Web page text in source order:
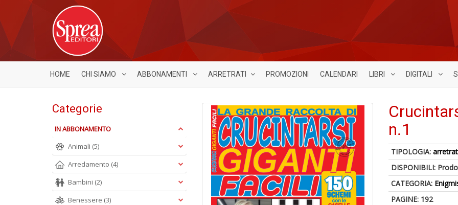
HOME CHI SIAMO ABBONAMENTI ARRETRATI PROMOZIONI CALENDARI LIBRI DIGITALI
n.1
TIPOLOGIA:
DISPONIBILI:
CATEGORIA:
PAGINE: 192
Categorie
IN ABBONAMENTO
Animali (5)
Arredamento (4)
Bambini (2)
Benessere (3)